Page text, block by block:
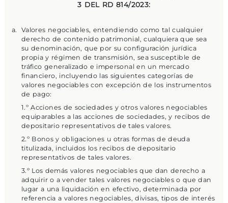
3 DEL RD 814/2023:
Valores negociables, entendiendo como tal cualquier
derecho de contenido patrimonial, cualquiera que sea
su denominación, que por su configuración jurídica
propia y régimen de transmisión, sea susceptible de
tráfico generalizado e impersonal en un mercado
financiero, incluyendo las siguientes categorías de
valores negociables con excepción de los instrumentos
de pago:
1.º Acciones de sociedades y otros valores negociables
equiparables a las acciones de sociedades, y recibos de
depositario representativos de tales valores.
2.º Bonos y obligaciones u otras formas de deuda
titulizada, incluidos los recibos de depositario
representativos de tales valores.
3.º Los demás valores negociables que dan derecho a
adquirir o a vender tales valores negociables o que dan
lugar a una liquidación en efectivo, determinada por
referencia a valores negociables, divisas, tipos de interés